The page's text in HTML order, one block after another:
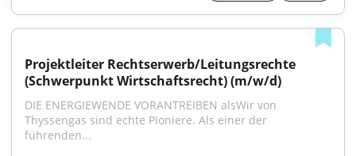
Projektleiter Rechtserwerb/Leitungsrechte
(Schwerpunkt Wirtschaftsrecht) (m/w/d)
DIE ENERGIEWENDE VORANTREIBEN alsWir von
Thyssengas sind echte Pioniere. Als einer der
führenden...